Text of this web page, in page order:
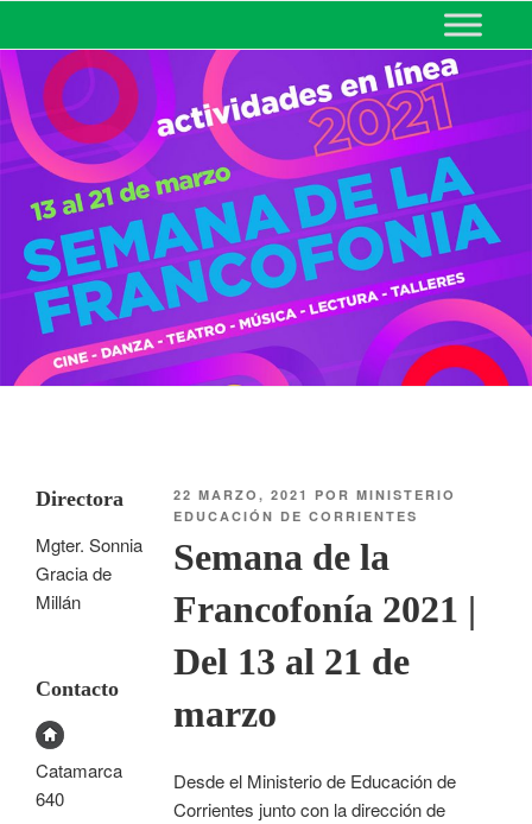
MINISTERIO DE EDUCACIÓN
DE CORRIENTES
22 MARZO, 2021 PORMINISTERIO
EDUCACIÓN DE CORRIENTES
Semana de la
Francofonía 2021 |
Del 13 al 21 de
marzo
Desde el Ministerio de Educación de
Corrientes junto con la dirección de
Directora
Mgter. Sonnia
Gracia de
Millán
Contacto
Catamarca
640